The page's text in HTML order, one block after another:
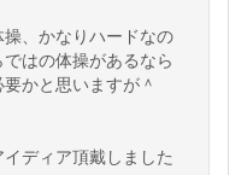
、かなりハードなの
はの体操があるなら
かと思いますが＾
ディア頂戴しました